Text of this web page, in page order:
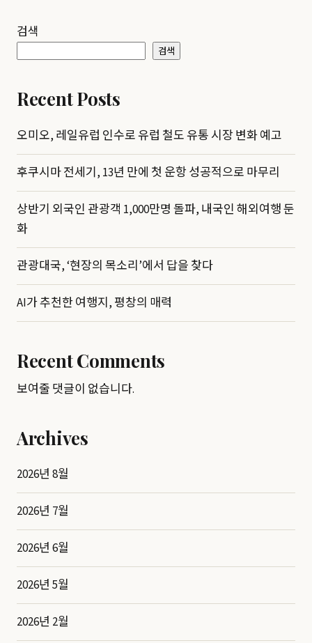
검색
검색
Recent Posts
오미오, 레일유럽 인수로 유럽 철도 유통 시장 변화 예고
후쿠시마 전세기, 13년 만에 첫 운항 성공적으로 마무리
상반기 외국인 관광객 1,000만명 돌파, 내국인 해외여행 둔
화
관광대국, ‘현장의 목소리’에서 답을 찾다
AI가 추천한 여행지, 평창의 매력
Recent Comments
보여줄 댓글이 없습니다.
Archives
2026년 8월
2026년 7월
2026년 6월
2026년 5월
2026년 2월